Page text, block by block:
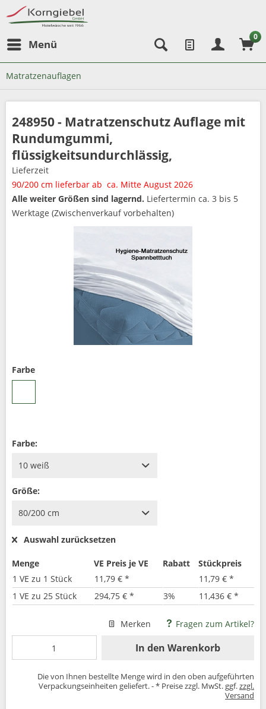
Menü
0
Matratzenauflagen
248950 - Matratzenschutz Auflage mit
Rundumgummi,
flüssigkeitsundurchlässig,
Lieferzeit
90/200 cm lieferbar ab ca. Mitte August 2026
Alle weiter Größen sind lagernd. Liefertermin ca. 3 bis 5
Werktage (Zwischenverkauf vorbehalten)
Farbe
Farbe:
Größe:
Auswahl zurücksetzen
Menge VE Preis je VE Rabatt
Stückpreis
1 VE zu 1 Stück
11,79 € *
11,79 € *
1 VE zu 25 Stück
294,75 € * 3% 11,436 € *
Merken Fragen zum Artikel?
In den Warenkorb
Die von Ihnen bestellte Menge wird in den oben aufgeführten
Verpackungseinheiten geliefert. - * Preise zzgl. MwSt. ggf.zzgl.
Versand